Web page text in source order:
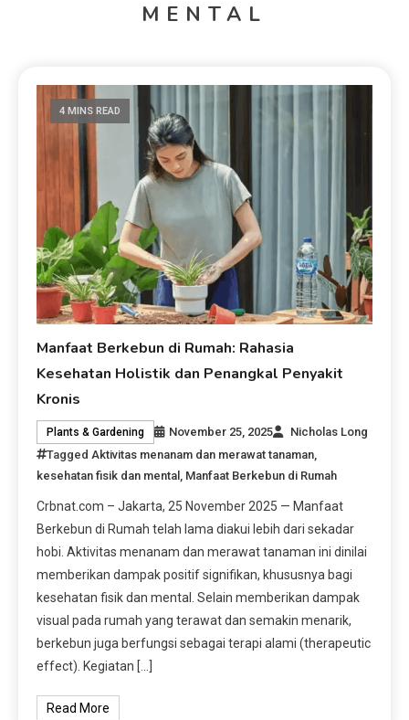
MENTAL
4 MINS READ
Manfaat Berkebun di Rumah: Rahasia
Kesehatan Holistik dan Penangkal Penyakit
Kronis
Plants & Gardening November 25, 2025
Nicholas Long
Tagged Aktivitas menanam dan merawat tanaman
kesehatan fisik dan mental
Manfaat Berkebun di Rumah
Crbnat.com – Jakarta, 25 November 2025 — Manfaat
Berkebun di Rumah telah lama diakui lebih dari sekadar
hobi. Aktivitas menanam dan merawat tanaman ini dinilai
memberikan dampak positif signifikan, khususnya bagi
kesehatan fisik dan mental. Selain memberikan dampak
visual pada rumah yang terawat dan semakin menarik,
berkebun juga berfungsi sebagai terapi alami (therapeutic
effect). Kegiatan […]
Read More